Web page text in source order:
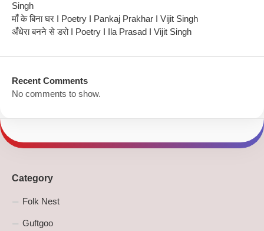
Singh
माँ के बिना घर I Poetry I Pankaj Prakhar I Vijit Singh
अँधेरा बनने से डरो I Poetry I Ila Prasad I Vijit Singh
Recent Comments
No comments to show.
Category
Folk Nest
Guftgoo